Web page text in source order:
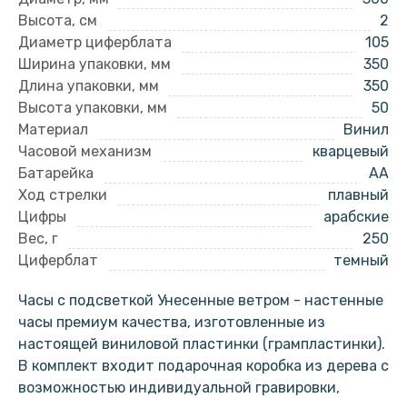
Высота, см
2
Диаметр циферблата
105
Ширина упаковки, мм
350
Длина упаковки, мм
350
Высота упаковки, мм
50
Материал
Винил
Часовой механизм
кварцевый
Батарейка
AA
Ход стрелки
плавный
Цифры
арабские
Вес, г
250
Циферблат
темный
Часы с подсветкой Унесенные ветром - настенные
часы премиум качества, изготовленные из
настоящей виниловой пластинки (грампластинки).
В комплект входит подарочная коробка из дерева с
возможностью индивидуальной гравировки,